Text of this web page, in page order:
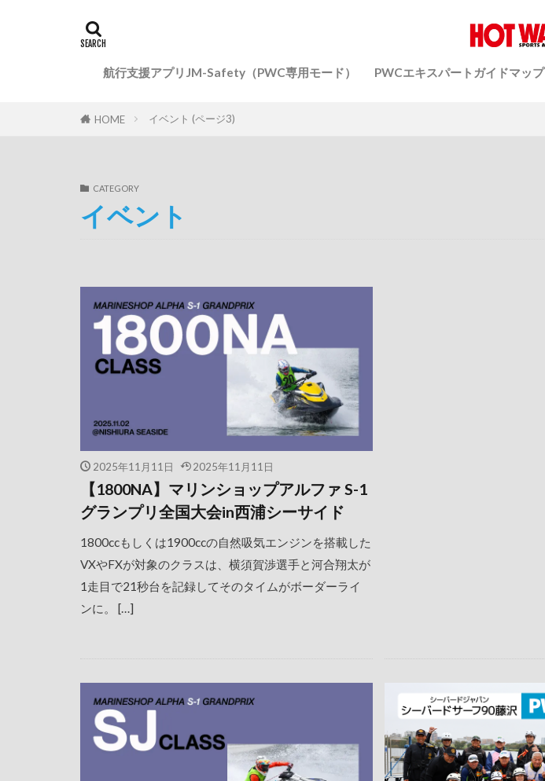
航行支援アプリJM-Safety（PWC専用モード） PWCエキスパートガイドマップ
HOME イベント (ページ3)
CATEGORY
イベント
2025年11月11日 2025年11月11日
【1800NA】マリンショップアルファ S-1
グランプリ全国大会in西浦シーサイド
1800ccもしくは1900ccの自然吸気エンジンを搭載した
VXやFXが対象のクラスは、横須賀渉選手と河合翔太が
1走目で21秒台を記録してそのタイムがボーダーライ
ンに。 […]